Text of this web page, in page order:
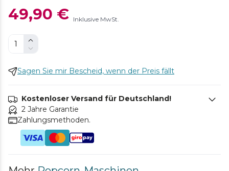
49,90 € Inklusive MwSt.
Sagen Sie mir Bescheid, wenn der Preis fällt
Kostenloser Versand für Deutschland!
2 Jahre Garantie
Zahlungsmethoden.